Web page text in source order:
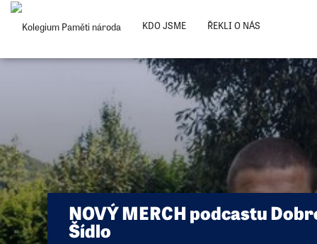
Posunout
KDO JSME ŘEKLI O NÁS
NOVÝ MERCH podcastu
Šídlo